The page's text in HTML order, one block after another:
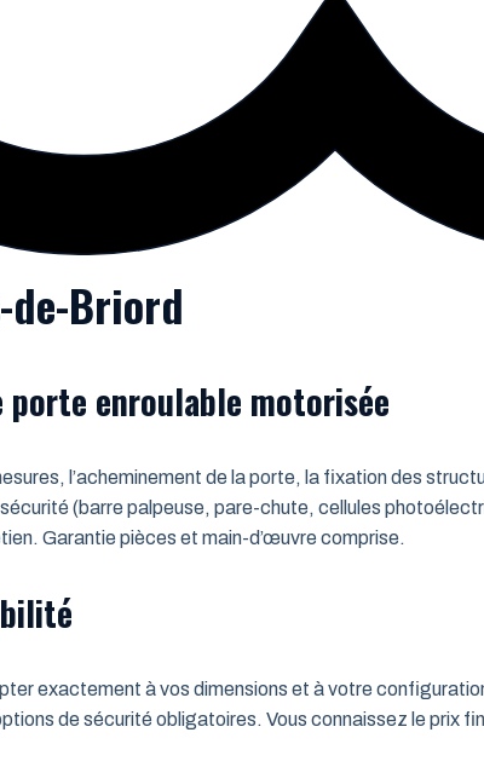
de-Briord
enroulable motorisée
l’acheminement de la porte, la fixation des
(barre palpeuse, pare-chute, cellules
Garantie pièces et main-d’œuvre comprise.
exactement à vos dimensions et à votre
de sécurité obligatoires. Vous connaissez le prix